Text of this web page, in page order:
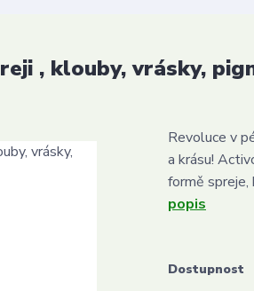
, klouby, vrásky,
Revoluce v
a krásu!
formě
popis
Dostupnost